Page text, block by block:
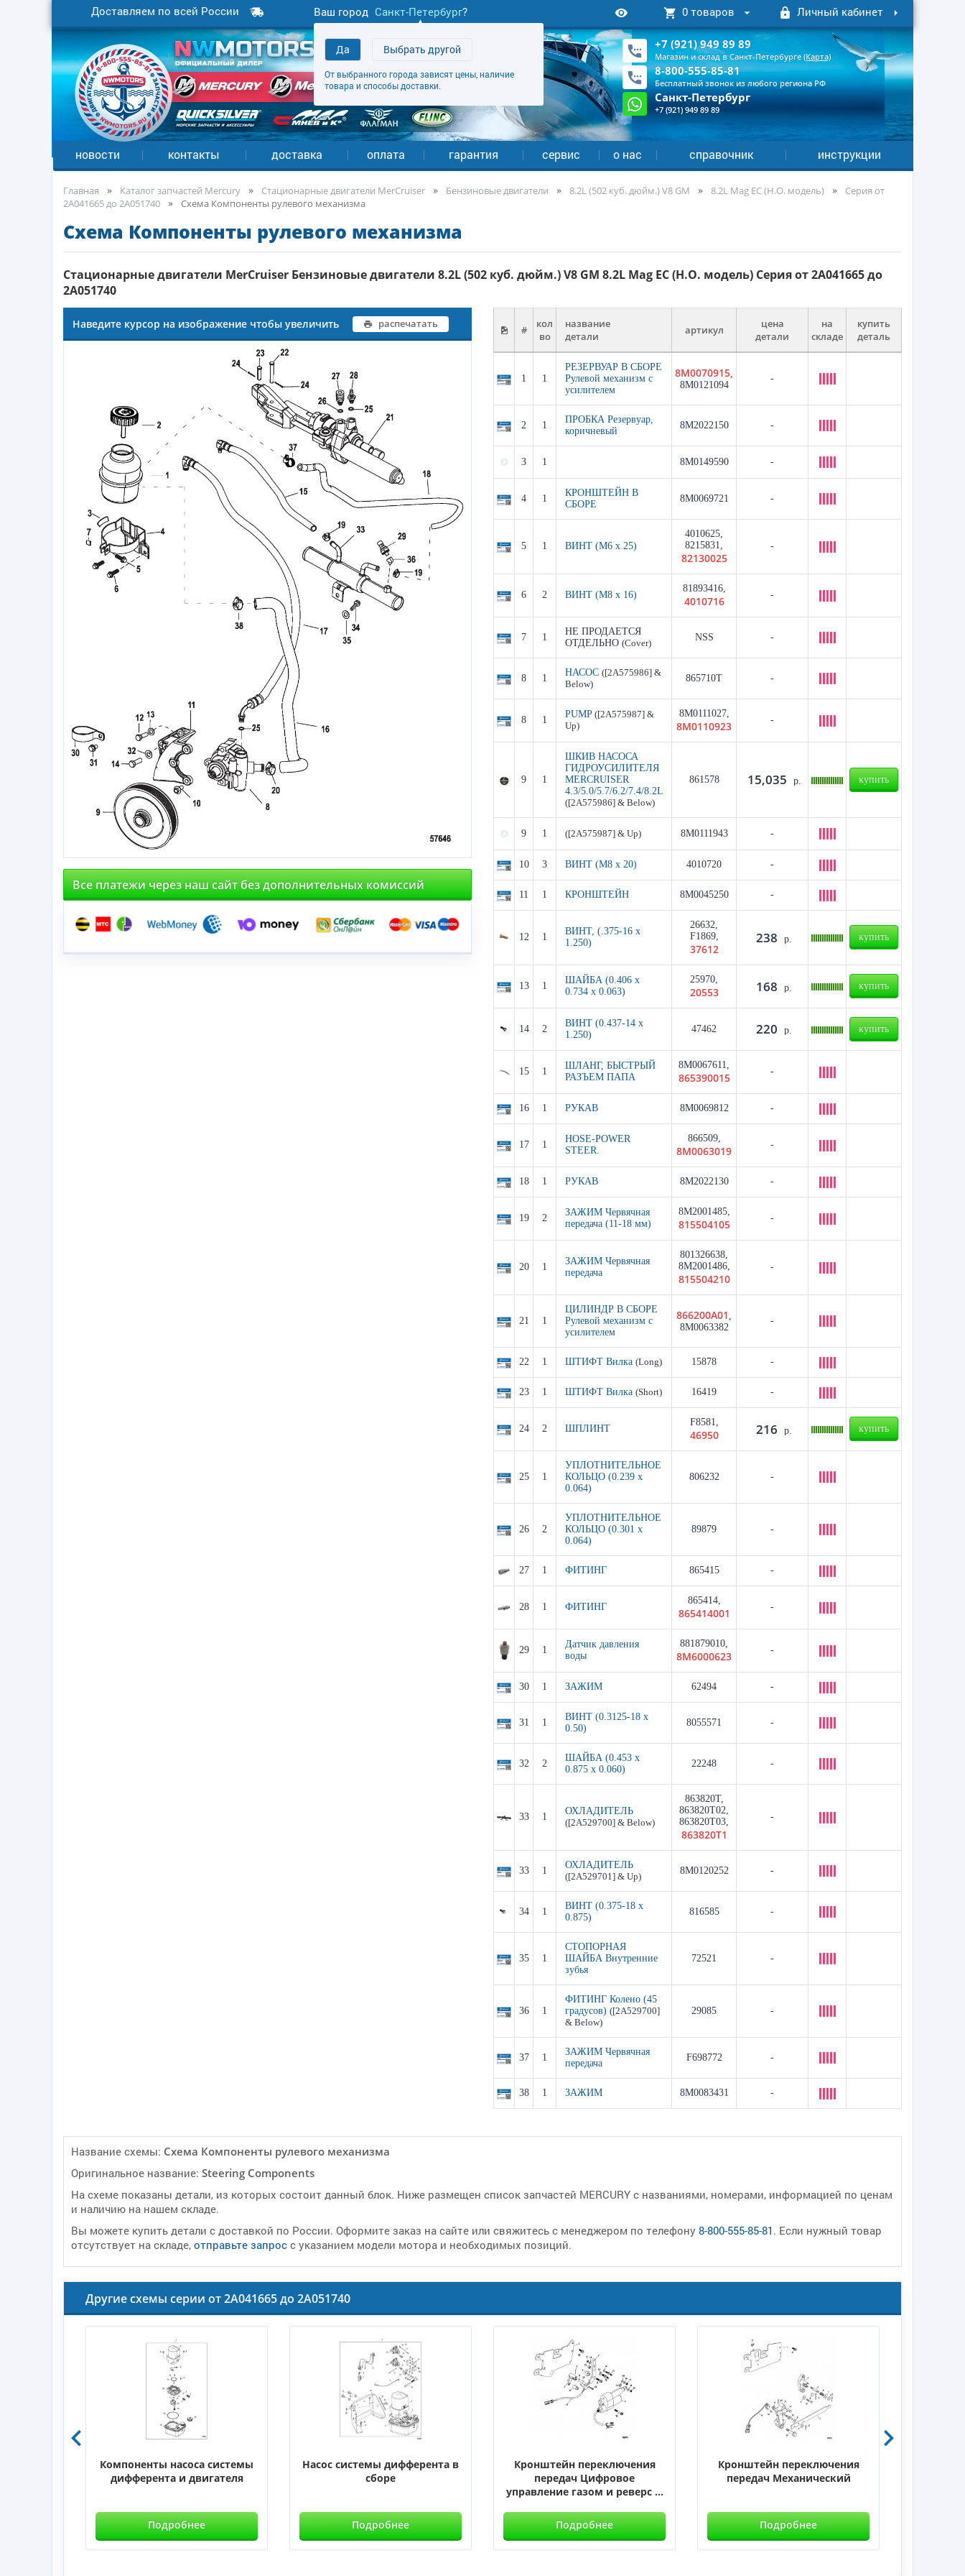
Доставляем по всей России Ваш город Санкт-Петербург?
Да Выбрать другой
От выбранного города зависят цены, наличие
товара и способы доставки.
0 товаров Личный кабинет
+7 (921) 949 89 89
Магазин и склад в Санкт-Петербурге (Карта)
8-800-555-85-81
Бесплатный звонок из любого региона РФ
Санкт-Петербург
+7 (921) 949 89 89
новости контакты доставка оплата гарантия сервис о нас справочник инструкции
Главная Каталог запчастей Mercury Стационарные двигатели MerCruiser Бензиновые двигатели 8.2L (502 куб. дюйм.) V8 GM 8.2L Mag EC (H.O. модель)
Серия от
2A041665 до 2A051740
Cхема Компоненты рулевого механизма
Cхема Компоненты рулевого механизма
Стационарные двигатели MerCruiser Бензиновые двигатели 8.2L (502 куб. дюйм.) V8 GM 8.2L Mag EC (H.O. модель) Серия от 2A041665 до
2A051740
Наведите курсор на изображение чтобы увеличить распечатать
Все платежи через наш сайт без дополнительных комиссий
#
кол
во
название
детали
артикул
цена
детали
на
складе
купить
деталь
1 1
РЕЗЕРВУАР В СБОРЕ
Рулевой механизм с
усилителем
8M0070915,
8M0121094
-
2 1
ПРОБКА Резервуар,
коричневый
8M2022150 -
3 1 8M0149590 -
4 1
КРОНШТЕЙН В
СБОРЕ
8M0069721 -
5 1 ВИНТ (M6 x 25)
4010625,
8215831,
82130025
-
6 2 ВИНТ (M8 x 16)
81893416,
4010716 -
7 1
НЕ ПРОДАЕТСЯ
ОТДЕЛЬНО (Cover)
NSS -
8 1
НАСОС ([2A575986] &
Below)
865710T -
8 1
PUMP ([2A575987] &
Up)
8M0111027,
8M0110923 -
9 1
ШКИВ НАСОСА
ГИДРОУСИЛИТЕЛЯ
MERCRUISER
4.3/5.0/5.7/6.2/7.4/8.2L
([2A575986] & Below)
861578 15,035 р. купить
9 1 ([2A575987] & Up) 8M0111943 -
10 3 ВИНТ (M8 x 20) 4010720 -
11 1 КРОНШТЕЙН 8M0045250 -
12 1
ВИНТ, (.375-16 x
1.250)
26632,
F1869,
37612
238 р. купить
13 1
ШАЙБА (0.406 x
0.734 x 0.063)
25970,
20553 168 р. купить
14 2
ВИНТ (0.437-14 x
1.250)
47462 220 р. купить
15 1
ШЛАНГ, БЫСТРЫЙ
РАЗЪЕМ ПАПА
8M0067611,
865390015 -
16 1 РУКАВ 8M0069812 -
17 1
HOSE-POWER
STEER.
866509,
8M0063019 -
18 1 РУКАВ 8M2022130 -
19 2
ЗАЖИМ Червячная
передача (11-18 мм)
8M2001485,
815504105 -
20 1
ЗАЖИМ Червячная
передача
801326638,
8M2001486,
815504210
-
21 1
ЦИЛИНДР В СБОРЕ
Рулевой механизм с
усилителем
866200A01,
8M0063382
-
22 1 ШТИФТ Вилка (Long) 15878 -
23 1 ШТИФТ Вилка (Short) 16419 -
24 2 ШПЛИНТ
F8581,
46950 216 р. купить
25 1
УПЛОТНИТЕЛЬНОЕ
КОЛЬЦО (0.239 x
0.064)
806232 -
26 2
УПЛОТНИТЕЛЬНОЕ
КОЛЬЦО (0.301 x
0.064)
89879 -
27 1 ФИТИНГ 865415 -
28 1 ФИТИНГ
865414,
865414001 -
29 1
Датчик давления
воды
881879010,
8M6000623 -
30 1 ЗАЖИМ 62494 -
31 1
ВИНТ (0.3125-18 x
0.50)
8055571 -
32 2
ШАЙБА (0.453 x
0.875 x 0.060)
22248 -
33 1
ОХЛАДИТЕЛЬ
([2A529700] & Below)
863820T,
863820T02,
863820T03,
863820T1
-
33 1
ОХЛАДИТЕЛЬ
([2A529701] & Up)
8M0120252 -
34 1
ВИНТ (0.375-18 x
0.875)
816585 -
35 1
СТОПОРНАЯ
ШАЙБА Внутренние
зубья
72521 -
36 1
ФИТИНГ Колено (45
градусов) ([2A529700]
& Below)
29085 -
37 1
ЗАЖИМ Червячная
передача
F698772 -
38 1 ЗАЖИМ 8M0083431 -
Название схемы: Cхема Компоненты рулевого механизма
Оригинальное название: Steering Components
На схеме показаны детали, из которых состоит данный блок. Ниже размещен список запчастей MERCURY с названиями, номерами, информацией по ценам
и наличию на нашем складе.
Вы можете купить детали с доставкой по России. Оформите заказ на сайте или свяжитесь с менеджером по телефону 8-800-555-85-81 . Если нужный товар
отсутствует на складе, отправьте запрос с указанием модели мотора и необходимых позиций.
Другие схемы серии от 2A041665 до 2A051740
Компоненты насоса системы
дифферента и двигателя
Подробнее
Насос системы дифферента в
сборе
Подробнее
Кронштейн переключения
передач Цифровое
управление газом и реверс ...
Подробнее
Кронштейн переключения
передач Механический
Подробнее